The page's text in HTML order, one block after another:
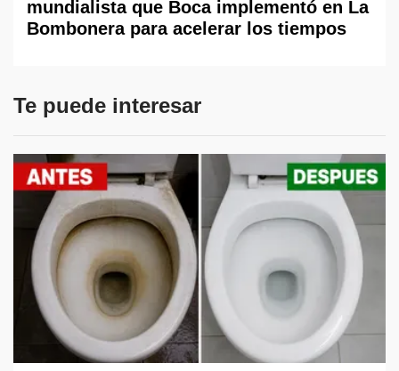
mundialista que Boca implementó en La
Bombonera para acelerar los tiempos
Te puede interesar